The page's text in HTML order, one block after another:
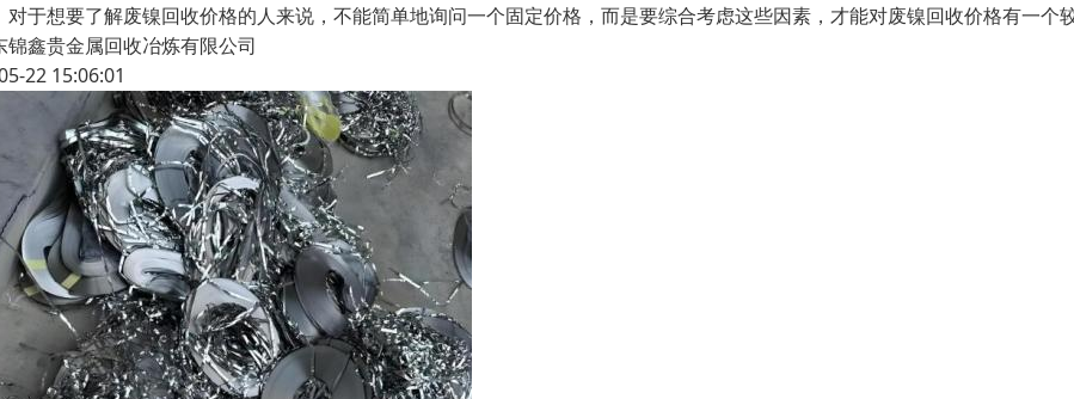
对于想要了解废镍回收价格的人来说，不能简单地询问一个固定价格，而是要综合考虑这些因素，才能对废镍回收价格有一个
锦鑫贵金属回收冶炼有限公司
22 15:06:01